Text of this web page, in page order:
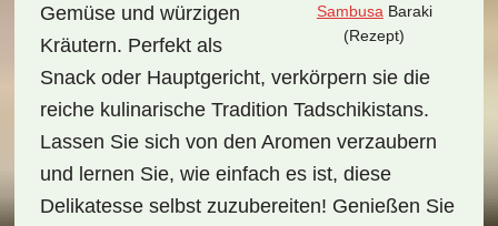
Sambusa Baraki
(Rezept)
Gemüse und würzigen
Kräutern. Perfekt als
Snack oder Hauptgericht, verkörpern sie die
reiche kulinarische Tradition Tadschikistans.
Lassen Sie sich von den Aromen verzaubern
und lernen Sie, wie einfach es ist, diese
Delikatesse selbst zuzubereiten! Genießen Sie